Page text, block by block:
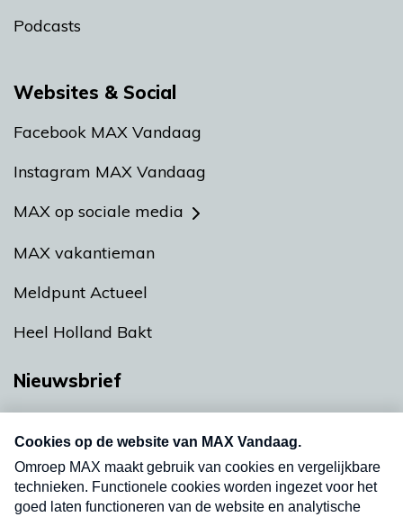
Podcasts
Websites & Social
Facebook MAX Vandaag
Instagram MAX Vandaag
MAX op sociale media
MAX vakantieman
Meldpunt Actueel
Heel Holland Bakt
Nieuwsbrief
nieuwsbrief. Elke vrijdag- en dinsdagochtend in
uw mailbox.
Verzend